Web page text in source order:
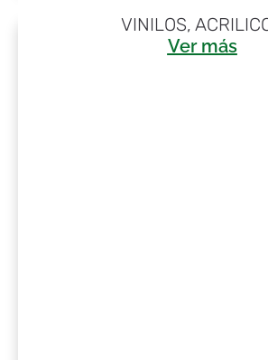
VINILOS,
Ver más